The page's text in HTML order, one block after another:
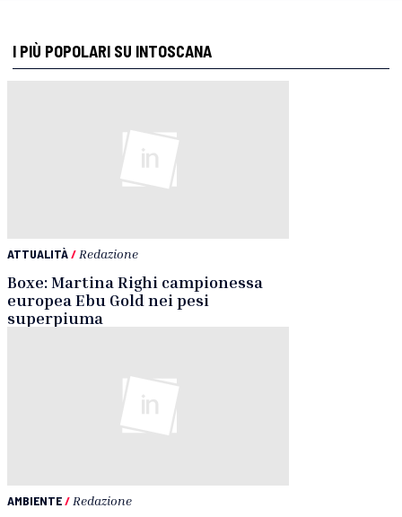
I PIÙ POPOLARI SU INTOSCANA
ATTUALITÀ/ Redazione
Boxe: Martina Righi campionessa
europea Ebu Gold nei pesi
superpiuma
AMBIENTE/ Redazione